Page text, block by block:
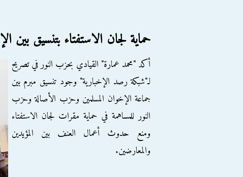
حماية لجان الاستفتاء بتنسيق بين
أكد "محمد عمارة" القيادي بحزب النور في تصريح
لـ"شبكة رصد الإخبارية" وجود تنسيق مبرم بين
جماعة الإخوان المسلمين وحزب الأصالة وحزب
النور للمساهمة في حماية مقرات لجان الاستفتاء
ومنع حدوث أعمال العنف بين المؤيدين
والمعارضين.